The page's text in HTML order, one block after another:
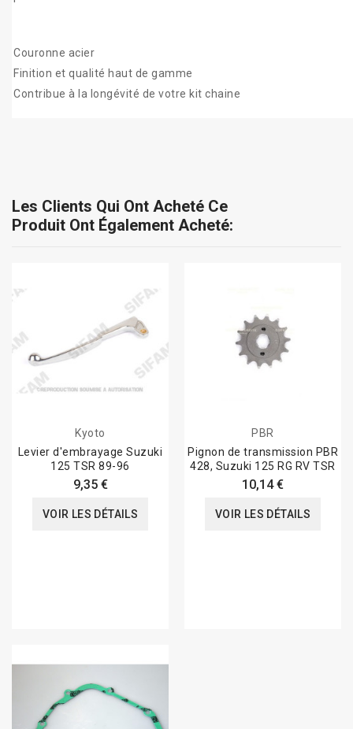
Couronne acier
Finition et qualité haut de gamme
Contribue à la longévité de votre kit chaine
Les Clients Qui Ont Acheté Ce
Produit Ont Également Acheté:
Kyoto
Levier d'embrayage Suzuki
125 TSR 89-96
9,35 €
VOIR LES DÉTAILS
PBR
Pignon de transmission PBR
428, Suzuki 125 RG RV TSR
10,14 €
VOIR LES DÉTAILS